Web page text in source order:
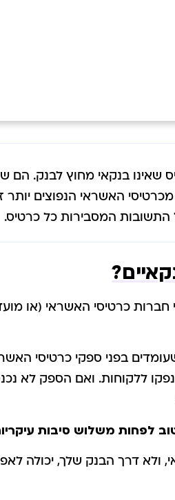
שאינו בנקאי מחוץ לבנק. הם
האשראי הנפוצים
המסבירות כל כרטיס.
חברות כרטיסי האשראי (או
בפני ספקי כרטיסי
ללקוחות. ואם הספק לא
לפחות משלוש סיבות
ולא דרך הבנק שלך, יכולה